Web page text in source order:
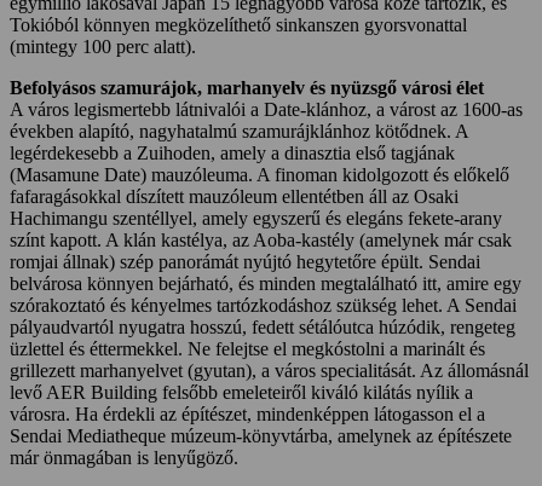
Tokióból könnyen megközelíthető sinkanszen gyorsvonattal
(mintegy 100 perc alatt).
Befolyásos szamurájok, marhanyelv és nyüzsgő városi élet
A város legismertebb látnivalói a Date-klánhoz, a várost az 1600-as
években alapító, nagyhatalmú szamurájklánhoz kötődnek. A
legérdekesebb a Zuihoden, amely a dinasztia első tagjának
(Masamune Date) mauzóleuma. A finoman kidolgozott és előkelő
fafaragásokkal díszített mauzóleum ellentétben áll az Osaki
Hachimangu szentéllyel, amely egyszerű és elegáns fekete-arany
színt kapott. A klán kastélya, az Aoba-kastély (amelynek már csak
romjai állnak) szép panorámát nyújtó hegytetőre épült. Sendai
belvárosa könnyen bejárható, és minden megtalálható itt, amire egy
szórakoztató és kényelmes tartózkodáshoz szükség lehet. A Sendai
pályaudvartól nyugatra hosszú, fedett sétálóutca húzódik, rengeteg
üzlettel és éttermekkel. Ne felejtse el megkóstolni a marinált és
grillezett marhanyelvet (gyutan), a város specialitását. Az állomásnál
levő AER Building felsőbb emeleteiről kiváló kilátás nyílik a
városra. Ha érdekli az építészet, mindenképpen látogasson el a
Sendai Mediatheque múzeum-könyvtárba, amelynek az építészete
már önmagában is lenyűgöző.